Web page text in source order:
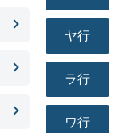
ヤ行
ラ行
ワ行